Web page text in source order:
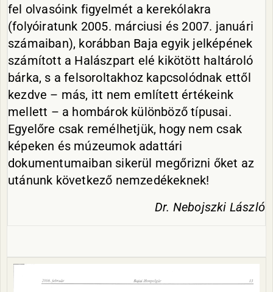
fel olvasóink figyelmét a kerekólakra
(folyóiratunk 2005. márciusi és 2007. januári
számaiban), korábban Baja egyik jelképének
számított a Halászpart elé kikötött haltároló
bárka, s a felsoroltakhoz kapcsolódnak ettől
kezdve – más, itt nem említett értékeink
mellett – a hombárok különböző típusai.
Egyelőre csak remélhetjük, hogy nem csak
képeken és múzeumok adattári
dokumentumaiban sikerül megőrizni őket az
utánunk következő nemzedékeknek!
Dr. Nebojszki László